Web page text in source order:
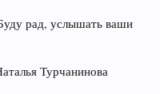
рад, услышать ваши
Турчанинова